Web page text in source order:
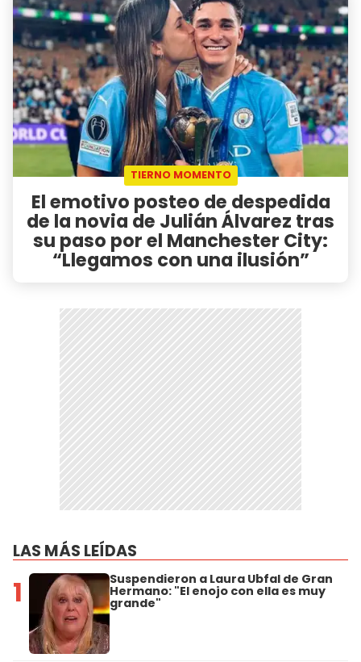
TIERNO MOMENTO
El emotivo posteo de despedida
de la novia de Julián Álvarez tras
su paso por el Manchester City:
“Llegamos con una ilusión”
LAS MÁS LEÍDAS
1 Suspendieron a Laura Ubfal de Gran
Hermano: "El enojo con ella es muy
grande"